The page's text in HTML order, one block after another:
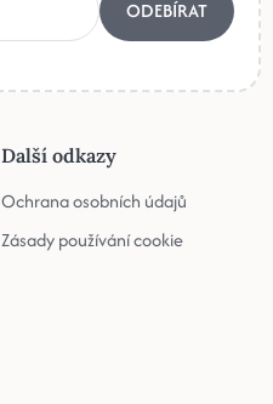
ODEBÍRAT
Další odkazy
Ochrana osobních údajů
Zásady používání cookie